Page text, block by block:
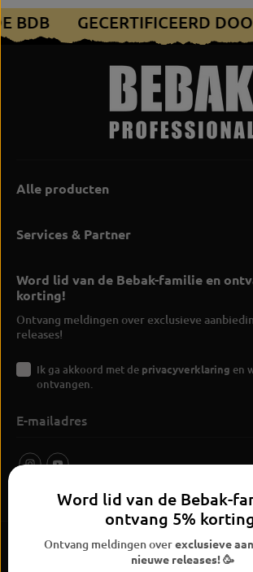
BDB GECERTIFICEERD
Alle producten
Services & Partner
Word lid van de Bebak-familie en
korting!
Ontvang meldingen over exclusieve
releases!
Ik ga akkoord met de privacyverklaring en
ontvangen.
Word lid van de Bebak-
ontvang 5%
Ontvang meldingen overexclusieve
nieuwe releases! 🥳